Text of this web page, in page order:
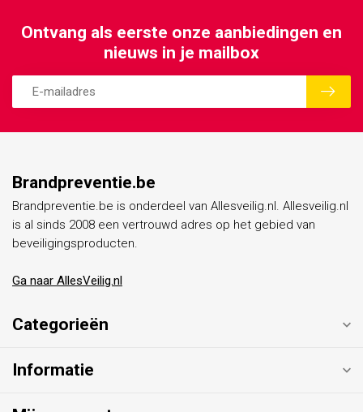
Ontvang als eerste onze aanbiedingen en
nieuws in je mailbox
Brandpreventie.be
Brandpreventie.be is onderdeel van Allesveilig.nl. Allesveilig.nl
is al sinds 2008 een vertrouwd adres op het gebied van
beveiligingsproducten.
Ga naar AllesVeilig.nl
Categorieën
Informatie